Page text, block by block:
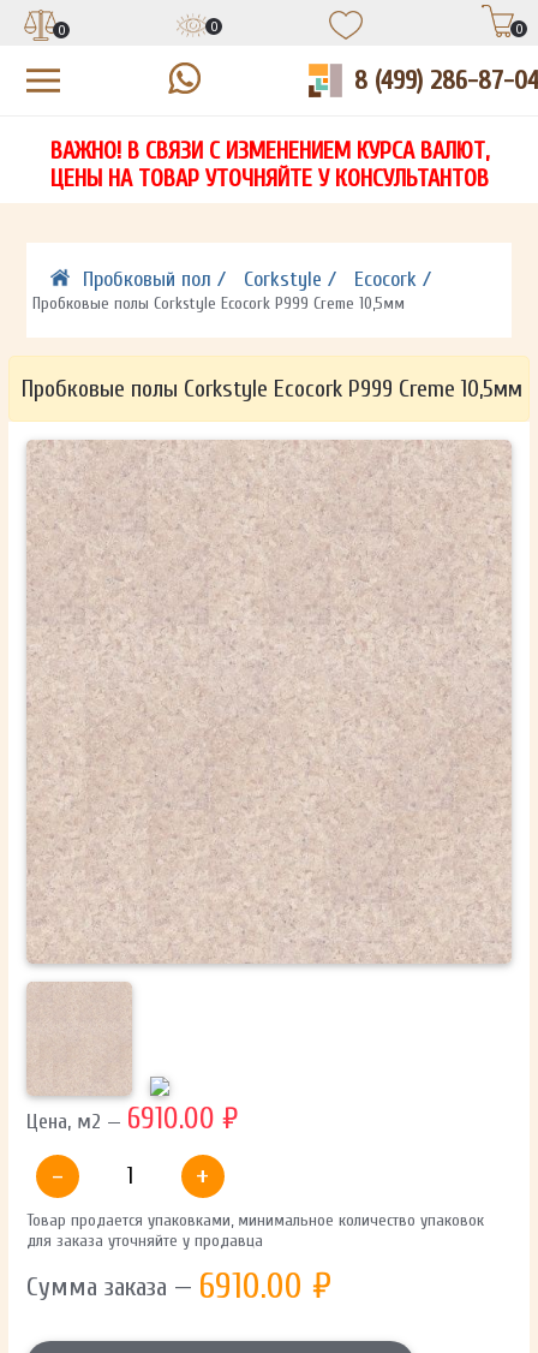
НА
СВЯЖЕТСЯ С ВАМИ В ТЕЧЕНИЕ 15 МИНУТ
ОТПРАВИТЬ
Ваши данные не будут переданы третьим лицам
ЗАПОЛНИТЕ ФОРМУ И НАШ МЕНЕДЖЕР
СВЯЖЕТСЯ С ВАМИ В ТЕЧЕНИЕ 15 МИНУТ
ОТПРАВИТЬ
Ваши данные не будут переданы третьим лицам
ЗАПОЛНИТЕ ФОРМУ И НАШ МЕНЕДЖЕР
СВЯЖЕТСЯ С ВАМИ В ТЕЧЕНИЕ 15 МИНУТ
ОТПРАВИТЬ
Ваши данные не будут переданы третьим лицам
0 0 0
8 (499) 286-87-04
ВАЖНО! В СВЯЗИ С ИЗМЕНЕНИЕМ КУРСА ВАЛЮТ,
ЦЕНЫ НА ТОВАР УТОЧНЯЙТЕ У КОНСУЛЬТАНТОВ
Пробковый пол / Corkstyle / Ecocork /
Пробковые полы Corkstyle Ecocork P999 Creme 10,5мм
Пробковые полы Corkstyle Ecocork P999 Creme 10,5мм
Цена, м2 — 6910.00 ₽
-
+
Товар продается упаковками, минимальное количество упаковок
для заказа уточняйте у продавца
Сумма заказа — 6910.00 ₽